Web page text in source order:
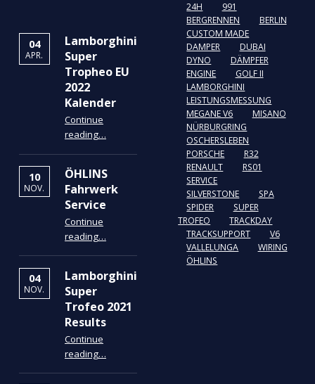
04
APR.
Lamborghini
Super
Tropheo EU
2022
Kalender
Continue
reading“Lamborghini Super Tropheo EU 2022 Kalender”
…
10
NOV.
ÖHLINS
Fahrwerk
Service
Continue
reading“ÖHLINS Fahrwerk Service”
…
04
NOV.
Lamborghini
Super
Trofeo 2021
Results
Continue
reading…
24H
991
BERGRENNEN
BERLIN
CUSTOM MADE
DAMPER
DUBAI
DYNO
DÄMPFER
ENGINE
GOLF II
LAMBORGHINI
LEISTUNGSMESSUNG
MEGANE V6
MISANO
NÜRBURGRING
OSCHERSLEBEN
PORSCHE
R32
RENAULT
RS01
SERVICE
SILVERSTONE
SPA
SPIDER
SUPER
TROFEO
TRACKDAY
TRACKSUPPORT
V6
VALLELUNGA
WIRING
ÖHLINS